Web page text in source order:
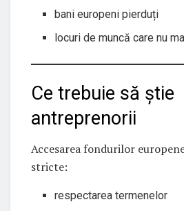
bani europeni pierduți
locuri de muncă care nu
Ce trebuie să știe
antreprenorii
Accesarea fondurilor
stricte:
respectarea termenelor